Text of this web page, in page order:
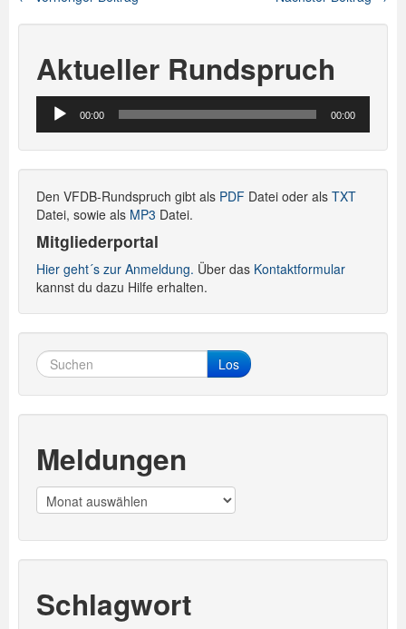
Beitragsnavigation
Aktueller Rundspruch
Audio-
Player
00:00 00:00
Den VFDB-Rundspruch gibt als PDF Datei oder als TXT
Datei, sowie als MP3 Datei.
Mitgliederportal
Hier geht´s zur Anmeldung. Über das Kontaktformular
kannst du dazu Hilfe erhalten.
Los
Meldungen
Meldungen
Schlagwort